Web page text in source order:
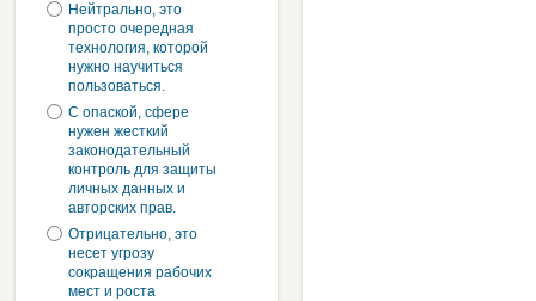
Нейтрально, это
просто очередная
технология, которой
нужно научиться
пользоваться.
С опаской, сфере
нужен жесткий
законодательный
контроль для защиты
личных данных и
авторских прав.
Отрицательно, это
несет угрозу
сокращения рабочих
мест и роста